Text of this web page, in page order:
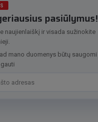
pasiūlymus!
naujienlaiškį ir visada sužinokite
mano duomenys būtų saugomi